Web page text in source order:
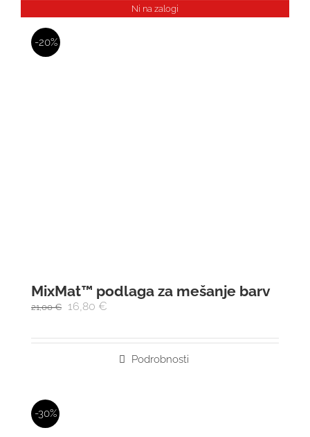
Ni na zalogi
-20%
MixMat™ podlaga za mešanje barv
21,00€ 16,80 €
Podrobnosti
-30%